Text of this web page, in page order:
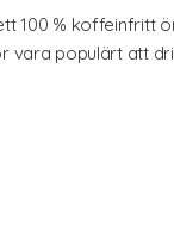
100 %
populärt att